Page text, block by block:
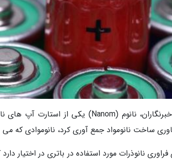
ساخت نانومواد جمع آوری کرد، نانوموادی که می
نانوذرات مورد استفاده در باتری در اختیار